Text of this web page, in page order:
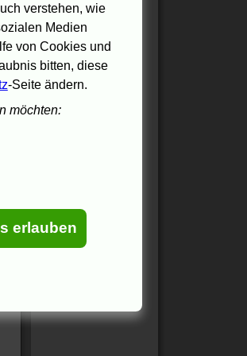
verstehen, wie
Medien
von Cookies und
bitten, diese
-Seite ändern.
möchten:
erlauben